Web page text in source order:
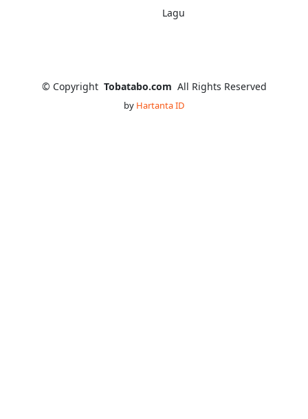
Lagu
© Copyright Tobatabo.com All Rights Reserved
by Hartanta ID